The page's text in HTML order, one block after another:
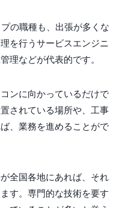
プの職種も、出張が多くな
を行うサービスエンジニ
理などが代表的です。
ンに向かっているだけで
されている場所や、工事
、業務を進めることがで
全国各地にあれば、それ
す。専門的な技術を要す